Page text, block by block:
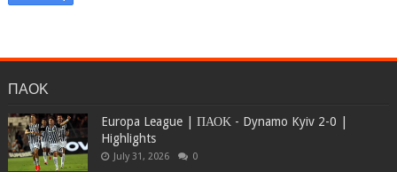
ΠΑΟΚ
Europa League | ΠΑΟΚ - Dynamo Kyiv 2-0 |
Highlights
July 31, 2026 0